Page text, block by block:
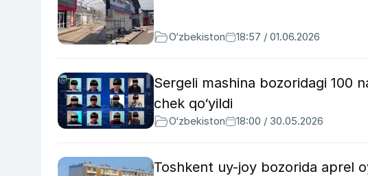
O‘zbekiston 18:57 / 01.06.2026
Sergeli mashina bozoridagi 100
chek qo‘yildi
O‘zbekiston 18:00 / 30.05.2026
Toshkent uy-joy bozorida aprel